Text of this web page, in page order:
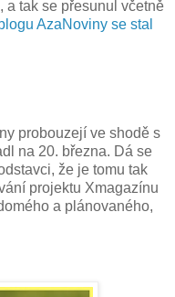
a tak se přesunul včetně
AzaNoviny se stal
probouzejí ve shodě s
na 20. března. Dá se
že je tomu tak
projektu Xmagazínu
a plánovaného,